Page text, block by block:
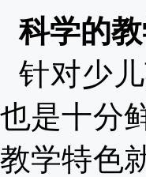
科学的教
针对少
也是十分
教学特色